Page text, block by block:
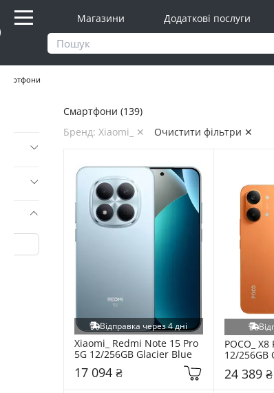
Магазини Додаткові послуги
Смартфони
Смартфони (139)
Бренд: Xiaomi_ ✕
Очистити фільтри ✕
Відправка через 4 дні
Xiaomi_ Redmi Note 15 Pro
5G 12/256GB Glacier Blue
17 094 ₴
POCO_
12/256GB
24 389 ₴